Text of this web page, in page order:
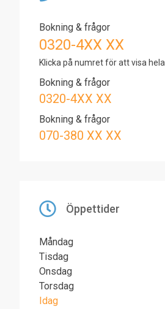
Bokning & frågor
0320-4XX XX
Klicka på numret för att visa hela
Bokning & frågor
0320-4XX XX
Bokning & frågor
070-380 XX XX
Öppettider
Måndag
Tisdag
Onsdag
Torsdag
Idag